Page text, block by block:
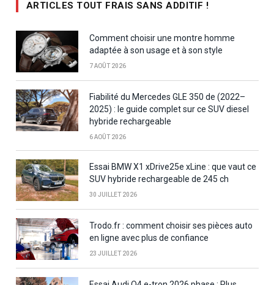
ARTICLES TOUT FRAIS SANS ADDITIF !
Comment choisir une montre homme
adaptée à son usage et à son style
7 AOÛT 2026
Fiabilité du Mercedes GLE 350 de (2022–
2025) : le guide complet sur ce SUV diesel
hybride rechargeable
6 AOÛT 2026
Essai BMW X1 xDrive25e xLine : que vaut ce
SUV hybride rechargeable de 245 ch
30 JUILLET 2026
Trodo.fr : comment choisir ses pièces auto
en ligne avec plus de confiance
23 JUILLET 2026